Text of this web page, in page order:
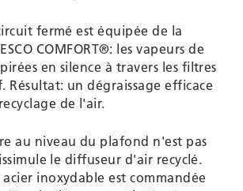
fermé est équipée de la
COMFORT®: les vapeurs de
en silence à travers les filtres
Résultat: un dégraissage efficace
de l'air.
au niveau du plafond n'est pas
le diffuseur d'air recyclé.
inoxydable est commandée